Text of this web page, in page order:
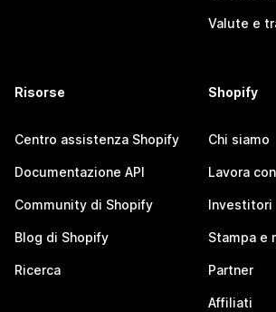
Valute e
Risorse
Centro assistenza Shopify
Documentazione API
Community di Shopify
Blog di Shopify
Ricerca
Shopify
Chi siamo
Lavora
Investitori
Stampa e
Partner
Affiliati